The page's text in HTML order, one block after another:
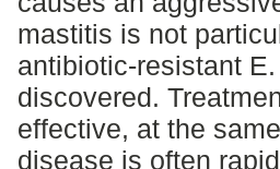
mastitis is not
antibiotic-resistant
discovered.
effective, at the
disease is often